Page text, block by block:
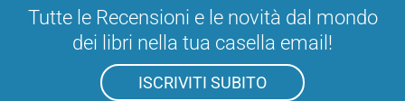
Tutte le Recensioni e le novità dal mondo
dei libri nella tua casella email!
ISCRIVITI SUBITO